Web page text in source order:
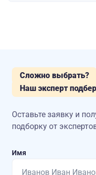
Сложно выбрать?
Наш эксперт
Оставьте заявку и
подборку от
Имя